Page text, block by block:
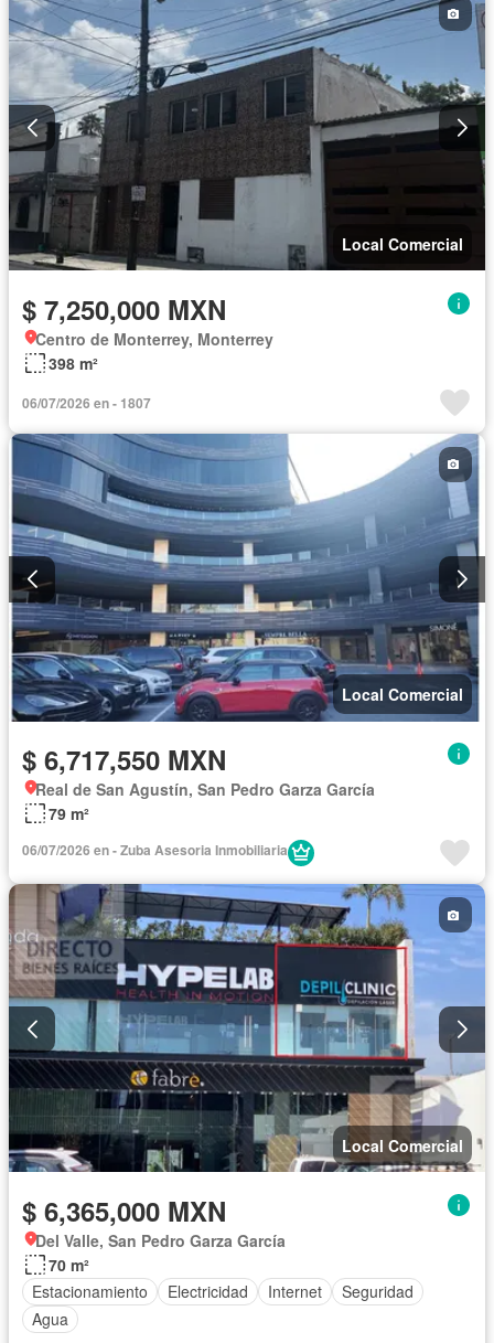
Local Comercial
$ 7,250,000 MXN
Centro de Monterrey, Monterrey
398 m²
06/07/2026 en - 1807
Local Comercial
$ 6,717,550 MXN
Real de San Agustín, San Pedro Garza García
79 m²
06/07/2026 en - Zuba Asesoria Inmobiliaria
Local Comercial
$ 6,365,000 MXN
Del Valle, San Pedro Garza García
70 m²
Estacionamiento
Electricidad Internet
Seguridad
Agua